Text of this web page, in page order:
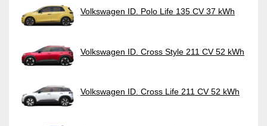
Volkswagen ID. Polo Life 135 CV 37 kWh
Volkswagen ID. Cross Style 211 CV 52 kWh
Volkswagen ID. Cross Life 211 CV 52 kWh